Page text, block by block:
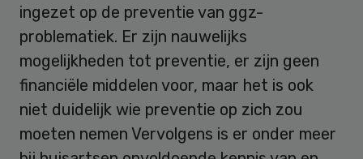
ingezet op de preventie van ggz-
problematiek. Er zijn nauwelijks
mogelijkheden tot preventie, er zijn geen
financiële middelen voor, maar het is ook
niet duidelijk wie preventie op zich zou
moeten nemen Vervolgens is er onder meer